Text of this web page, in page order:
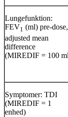
Lungefunktion:
FEV1 (ml) pre-dose,
adjusted mean
difference
(MIREDIF = 100
Symptomer: TDI
(MIREDIF = 1
enhed)